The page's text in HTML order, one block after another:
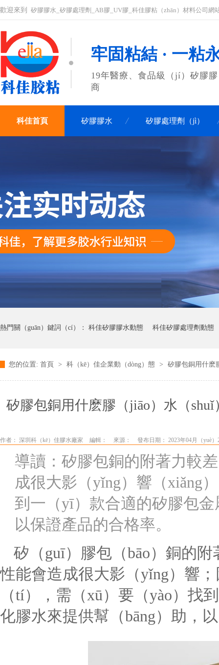
歡迎來到 矽膠膠水_矽膠處理劑_AB膠_UV膠_科佳膠粘（zhān）材料公司網
牢固粘結 · 一粘
19年醫療、食品級（jí）矽膠
商
科佳首頁 矽膠膠水 矽膠處理劑（jì）
熱門關（guān）鍵詞（cí）： 科佳矽膠膠水動態 科佳矽膠處理劑動態
科佳UV無影膠（jiāo）水動態 科佳快幹膠動態
您的位置: 首頁 > 科（kē）佳企業動（dòng）態 > 矽膠包銅用什麽
矽膠包銅用什麽膠（jiāo）水（
作者： 深圳科（kē）佳膠水廠家 編輯： 來源： 發布日期： 2023年04月（yuè
導讀：矽膠包銅的附著力較
成很大影（yǐng）響（xiǎng
到一（yī）款合適的矽膠包
以保證產品的合格率。
矽（guī）膠包（bāo）銅的
性能會造成很大影（yǐng）響
（tí），需（xū）要（yào）找
化膠水來提供幫（bāng）助，